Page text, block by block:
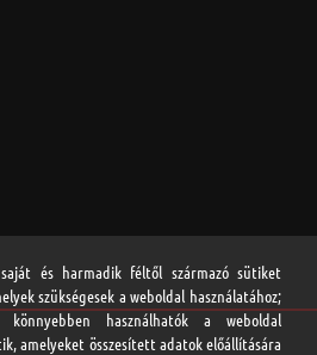
és harmadik féltől származó sütiket
szükségesek a weboldal használatához;
használhatók a weboldal
amelyeket összesített adatok előállítására